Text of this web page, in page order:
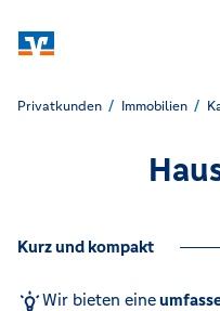
Privatkunden Immobilien
Kurz und kompakt
Wir bieten eine